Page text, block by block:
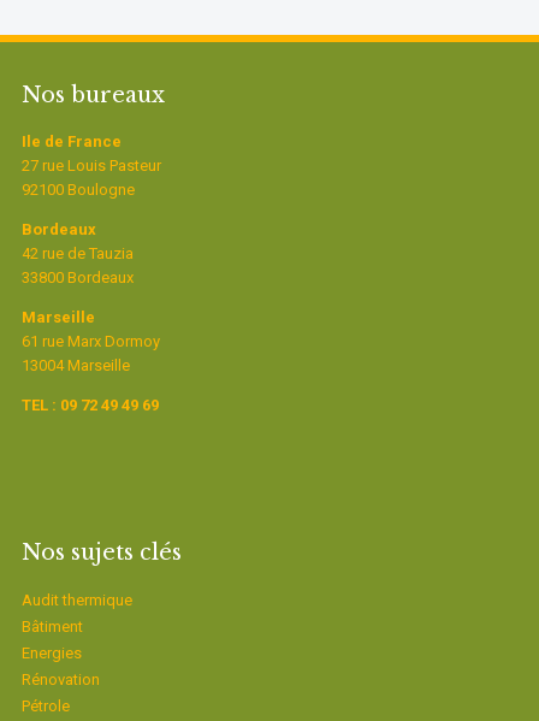
Nos bureaux
Ile de France
27 rue Louis Pasteur
92100 Boulogne
Bordeaux
42 rue de Tauzia
33800 Bordeaux
Marseille
61 rue Marx Dormoy
13004 Marseille
TEL : 09 72 49 49 69
Nos sujets clés
Audit thermique
Bâtiment
Energies
Rénovation
Pétrole